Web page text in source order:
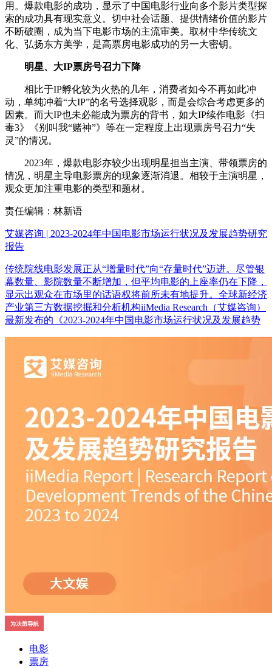
用。爆款电影的成功，显示了中国电影行业向多个影片类型探
索的成功具有现实意义。切中社会话题、提供情绪价值的影片
不断破圈，成为当下电影市场的主流审美。取材中华传统文
化、弘扬东方美学，是高票房电影成功的另一大密钥。
明星、大IP票房号召力下降
相比于IP孵化较为火热的几年，消费者如今不再如此冲
动，单纯冲着“大IP”的名号选择观影，而是会综合考虑更多的
因素。而大IP也未必能成为票房的背书，如大IP续作电影《扫
毒3》《别叫我“赌神”》等在一定程度上出现票房号召力“失
灵”的情况。
2023年，爆款电影亦较少出现明星担当主演、带领票房的
情况，明星主导电影票房的现象逐渐消退。相较于主演明星，
观众更加注重电影的类型和题材。
责任编辑：林新语
艾媒咨询 | 2023-2024年中国电影市场运行状况及发展趋势研究
报告
传统院线电影发展正从“增量时代”向“存量时代”迈进。尽管银
幕数量、影院数量不断增加，但平均电影的上座率仍在下降，
显示出观众在市场里的话语权将前所未有地提升。全球新经济
产业第三方数据挖掘和分析机构iiMedia Research（艾媒咨询）
最新发布的《2023-2024年中国电影市场运行状况及发展趋势
电影
票房